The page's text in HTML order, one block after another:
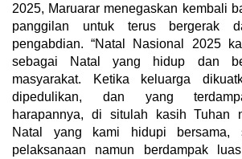
2025, Maruarar menegaskan kembali
panggilan untuk terus bergerak
pengabdian. “Natal Nasional 2025
sebagai Natal yang hidup dan
masyarakat. Ketika keluarga
dipedulikan, dan yang
harapannya, di situlah kasih Tuhan
Natal yang kami hidupi bersama,
pelaksanaan namun berdampak